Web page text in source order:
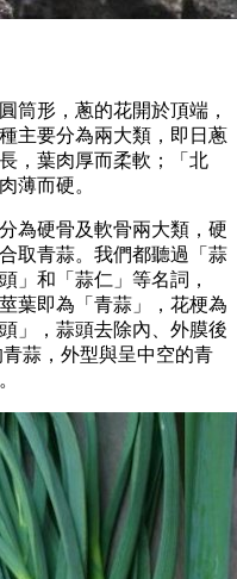
筒形，蔥的花開於頂端，
主要分為兩大類，即日蔥
，葉肉厚而柔軟；「北
薄而硬。
為硬骨及軟骨兩大類，硬
取青蒜。我們都聽過「蒜
」和「蒜仁」等名詞，
葉即為「青蒜」，花梗為
」，蒜頭去除內、外膜後
蒜，外型與呈中空的青